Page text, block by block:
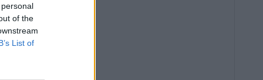
of the
List of